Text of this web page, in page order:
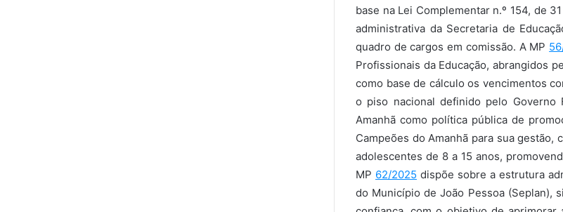
base na Lei Complementar n.º 154, de
administrativa da Secretaria de
quadro de cargos em comissão. A MP
Profissionais da Educação, abrangidos
como base de cálculo os vencimentos
o piso nacional definido pelo Governo
Amanhã como política pública de
Campeões do Amanhã para sua
adolescentes de 8 a 15 anos,
MP 62/2025 dispõe sobre a estrutura
do Município de João Pessoa (Seplan),